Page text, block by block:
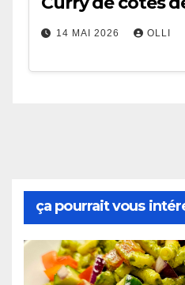
14 MAI 2026 OLLI
ça pourrait vous